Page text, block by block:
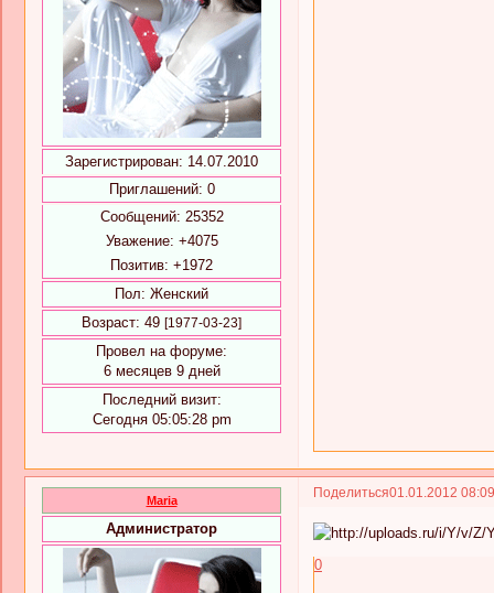
Зарегистрирован: 14.07.2010
Приглашений: 0
Сообщений: 25352
Уважение: +4075
Позитив: +1972
Пол: Женский
Возраст: 49 [1977-03-23]
Провел на форуме:
6 месяцев 9 дней
Последний визит:
Сегодня 05:05:28 pm
Поделиться01.01.2012
Maria
Администратор
0